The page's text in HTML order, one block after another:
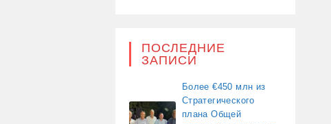
ПОСЛЕДНИЕ
ЗАПИСИ
Более €450 млн из
Стратегического
плана Общей